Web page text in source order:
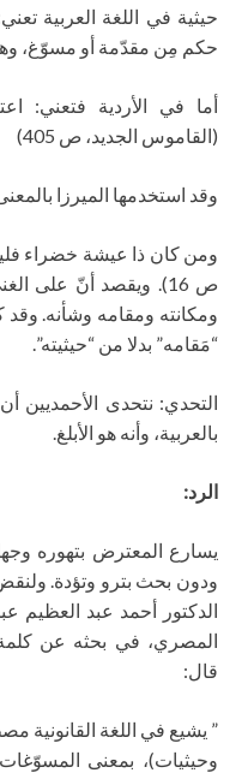
حيثية في اللغة العربية
حكم مِن مقدّمة أو مسوّغ،
أما في الأردية فتعني:
(القاموس الجديد، ص 405)
وقد استخدمها الميرزا
ومن كان ذا عيشة خضراء
ص 16). ويقصد أنّ على
ومكانته ومقامه وشأنه.
“مَقامه” بدلا من “حيثيته”.
التحدي: نتحدى الأحمديين
بالعربية، وأنه هو الأبلغ.
الرد:
يسارع المعترض بتهوره
ودون بحث بترو وتؤدة. ولنقض
الدكتور أحمد عبد العظيم
المصري، في بحثه عن كلمة
قال:
” يشيع في اللغة القانونية
وحيثيات)، بمعنى